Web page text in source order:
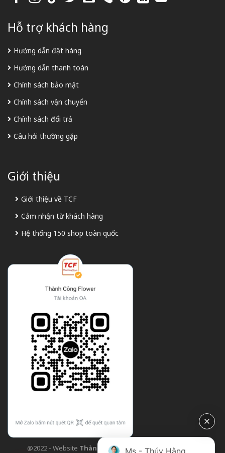
Hỗ trợ khách hàng
Hướng dẫn đặt hàng
Hướng dẫn thanh toán
Chính sách bảo mật
Chính sách vận chuyển
Chính sách đổi trả
Câu hỏi thường gặp
Giới thiệu
Giới thiệu về TCF
Cảm nhận từ khách hàng
Hệ thống 150 shop toàn quốc
@2022 - Website Thành Công Flower| Design bởi
Ms - Thúy Hằng